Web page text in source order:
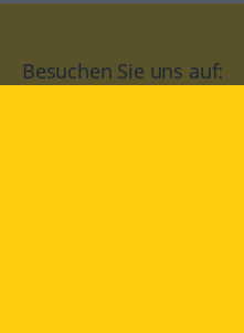
Besuchen Sie uns auf: